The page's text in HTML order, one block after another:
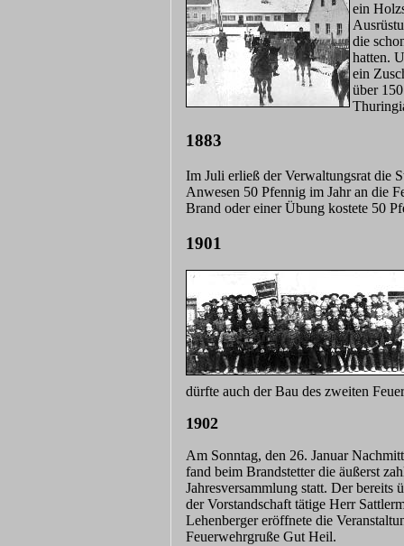
ein
die
hatten.
ein
über
1883
Im Juli erließ der Verwaltungsrat die
Anwesen 50 Pfennig im Jahr an die
Brand oder einer Übung kostete 50
1901
dürfte auch der Bau des zweiten
1902
Am Sonntag, den 26. Januar
fand beim Brandstetter die äußerst
Jahresversammlung statt. Der bereits
der Vorstandschaft tätige Herr
Lehenberger eröffnete die
Feuerwehrgruße Gut Heil.